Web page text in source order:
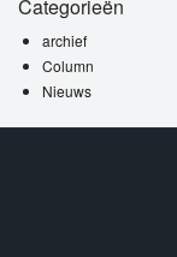
Categorieën
archief
Column
Nieuws